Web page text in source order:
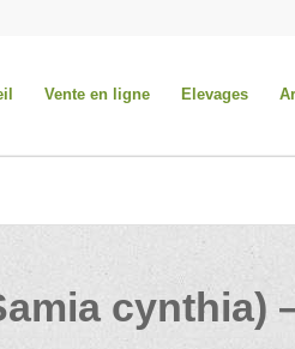
Vente en ligne Elevages
cynthia)